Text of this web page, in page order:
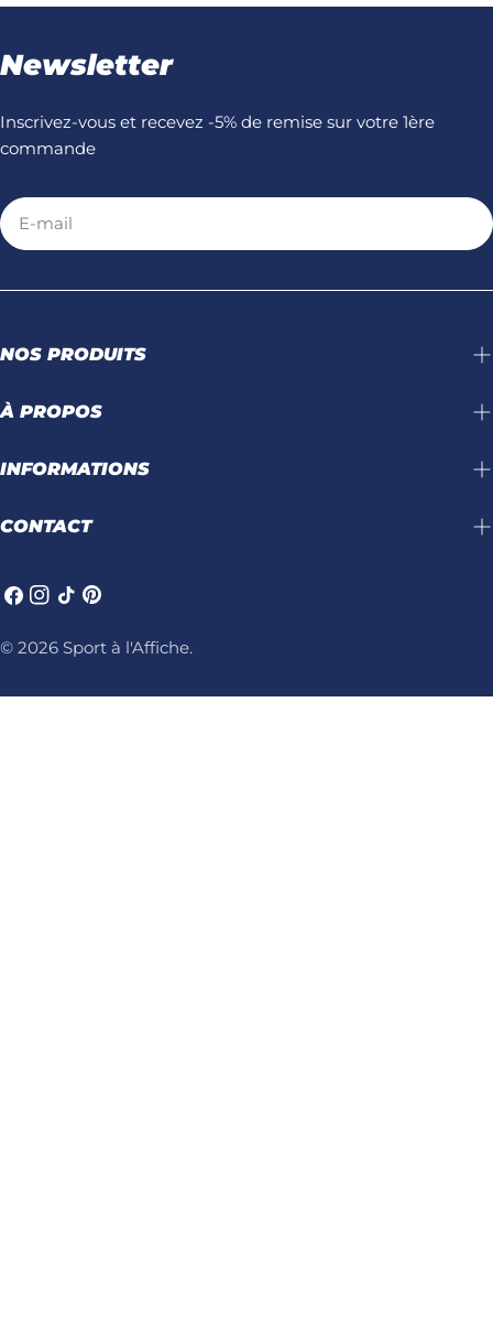
Newsletter
Inscrivez-vous et recevez -5% de remise sur votre 1ère
commande
E-
mail
NOS PRODUITS
À PROPOS
INFORMATIONS
CONTACT
Facebook
Instagram
TIC Pinterest
© 2026 Sport à l'Affiche.